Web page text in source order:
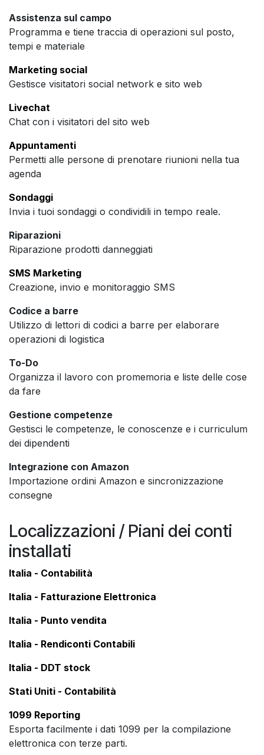
Assistenza sul campo
Programma e tiene traccia di operazioni sul posto,
tempi e materiale
Marketing social
Gestisce visitatori social network e sito web
Livechat
Chat con i visitatori del sito web
Appuntamenti
Permetti alle persone di prenotare riunioni nella tua
agenda
Sondaggi
Invia i tuoi sondaggi o condividili in tempo reale.
Riparazioni
Riparazione prodotti danneggiati
SMS Marketing
Creazione, invio e monitoraggio SMS
Codice a barre
Utilizzo di lettori di codici a barre per elaborare
operazioni di logistica
To-Do
Organizza il lavoro con promemoria e liste delle cose
da fare
Gestione competenze
Gestisci le competenze, le conoscenze e i curriculum
dei dipendenti
Integrazione con Amazon
Importazione ordini Amazon e sincronizzazione
consegne
Localizzazioni / Piani dei conti
installati
Italia - Contabilità
Italia - Fatturazione Elettronica
Italia - Punto vendita
Italia - Rendiconti Contabili
Italia - DDT stock
Stati Uniti - Contabilità
1099 Reporting
Esporta facilmente i dati 1099 per la compilazione
elettronica con terze parti.